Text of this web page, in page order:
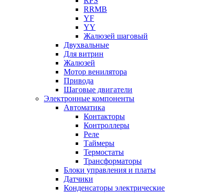
RRMB
YF
YY
Жалюзей шаговый
Двухвальные
Для витрин
Жалюзей
Мотор венилятора
Привода
Шаговые двигатели
Электронные компоненты
Автоматика
Контакторы
Контроллеры
Реле
Таймеры
Термостаты
Трансформаторы
Блоки управления и платы
Датчики
Конденсаторы электрические